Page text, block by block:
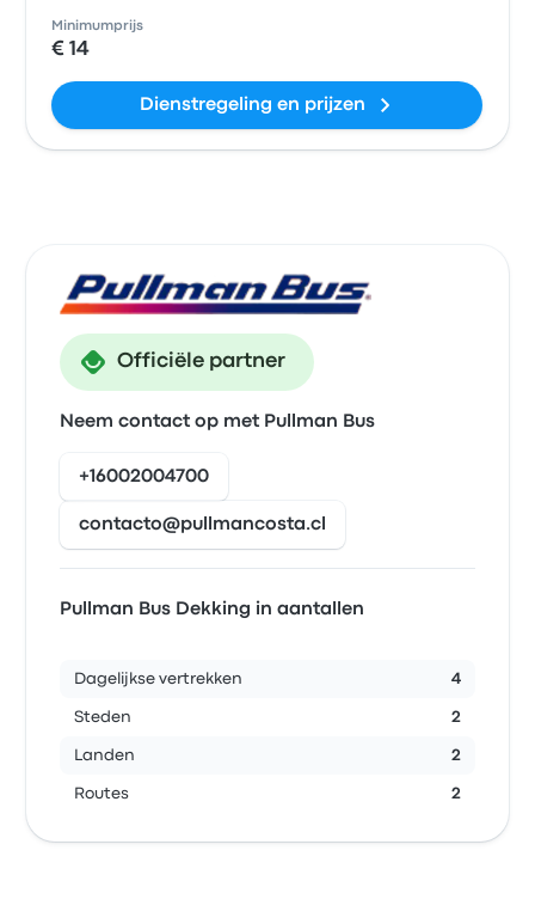
Minimumprijs
€ 14
Dienstregeling en prijzen
Officiële partner
Neem contact op met Pullman Bus
+16002004700
contacto@pullmancosta.cl
Pullman Bus Dekking in aantallen
Dagelijkse vertrekken 4
Steden 2
Landen 2
Routes 2